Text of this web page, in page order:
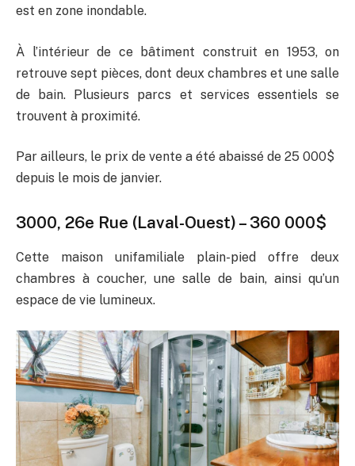
est en zone inondable.
À l’intérieur de ce bâtiment construit en 1953, on
retrouve sept pièces, dont deux chambres et une salle
de bain. Plusieurs parcs et services essentiels se
trouvent à proximité.
Par ailleurs, le prix de vente a été abaissé de 25 000$
depuis le mois de janvier.
3000, 26e Rue (Laval-Ouest) – 360 000$
Cette maison unifamiliale plain-pied offre deux
chambres à coucher, une salle de bain, ainsi qu’un
espace de vie lumineux.